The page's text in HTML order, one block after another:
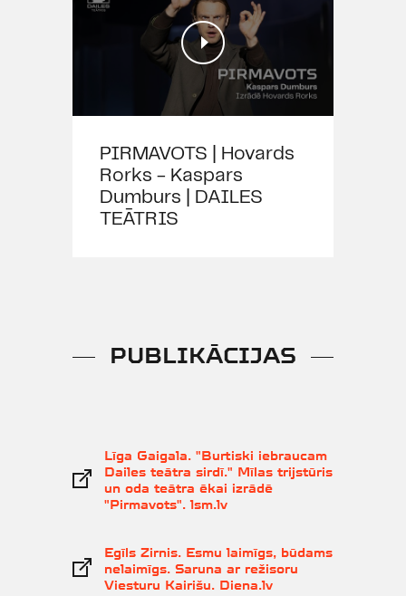
PIRMAVOTS | Hovards
Rorks - Kaspars
Dumburs | DAILES
TEĀTRIS
PUBLIKĀCIJAS
Līga Gaigala. "Burtiski iebraucam
Dailes teātra sirdī." Mīlas trijstūris
un oda teātra ēkai izrādē
"Pirmavots". lsm.lv
Egīls Zirnis. Esmu laimīgs, būdams
nelaimīgs. Saruna ar režisoru
Viesturu Kairišu. Diena.lv